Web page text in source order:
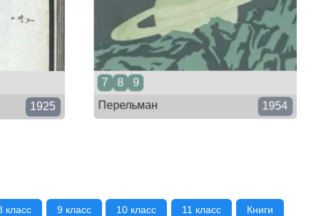
1925
7 8
9
Перельман
1954
класс 9 класс 10 класс 11 класс Книги